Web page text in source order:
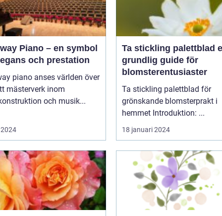
Piano – en symbol
och prestation
piano anses världen över
mästerverk inom
och musik...
Ta stickling palettblad en
grundlig guide för
blomsterentusiaster
Ta stickling palettblad för
grönskande blomsterprakt i
hemmet Introduktion: ...
18 januari 2024